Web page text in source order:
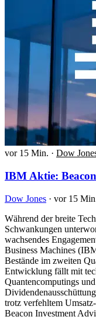
vor 15 Min. · Dow
IBM Aktie:
Dow Jones · vor 15
Während der breite
Schwankungen
wachsendes
Business Machines
Bestände im zweiten
Entwicklung fällt mit
Quantencomputings
trotz verfehltem
Beacon Investment